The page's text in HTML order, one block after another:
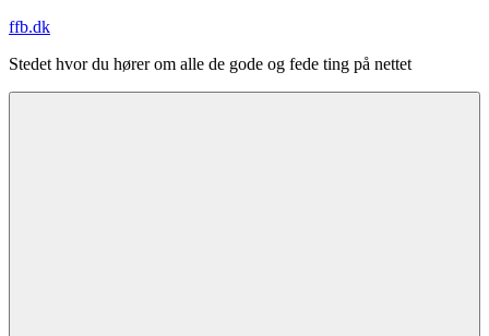
Videre
indhold
ffb.dk
Stedet hvor du hører om alle de gode og fede ting på nettet